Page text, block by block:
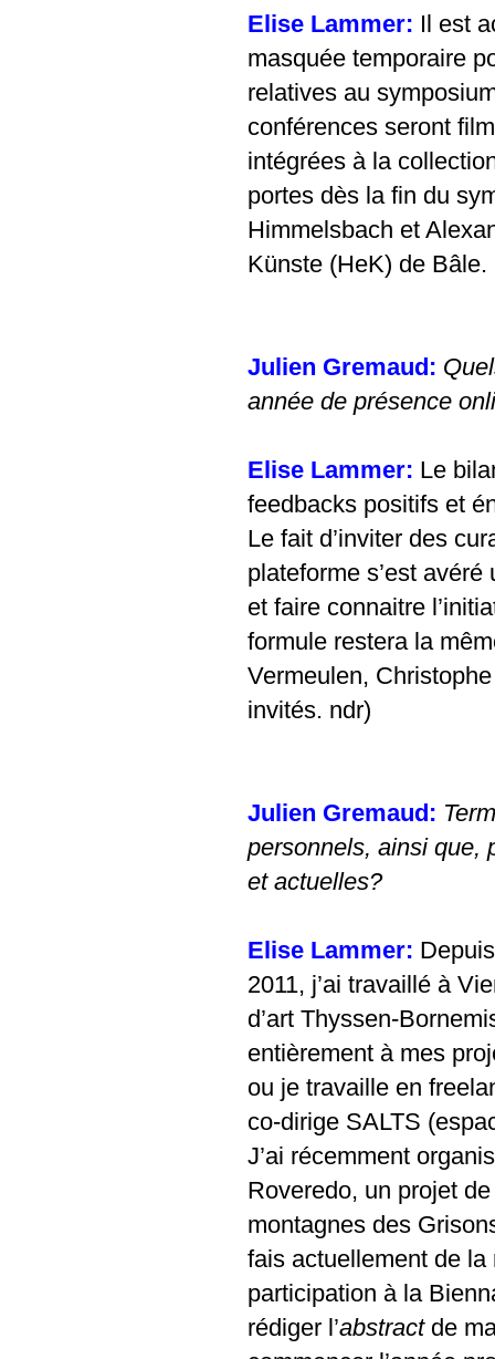
Elise Lammer: Il est
masquée temporaire
relatives au
conférences seront
intégrées à la
portes dès la fin du
Himmelsbach et
Künste (HeK) de Bâle.
Julien Gremaud:
année de présence
Elise Lammer: Le
feedbacks positifs et
Le fait d’inviter des
plateforme s’est
et faire connaitre
formule restera la
Vermeulen,
invités. ndr)
Julien Gremaud:
personnels, ainsi que,
et actuelles?
Elise Lammer:
2011, j’ai travaillé à
d’art Thyssen-
entièrement à mes
ou je travaille en
co-dirige SALTS
J’ai récemment
Roveredo, un projet
montagnes des
fais actuellement de
participation à la
rédiger l’abstract de